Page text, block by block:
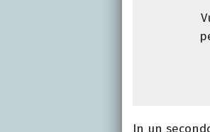
In un